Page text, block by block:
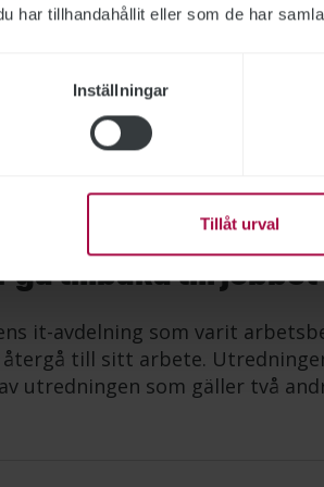
har tillhandahållit eller som de har
Inställningar
Tillåt urval
läggs ned
ned internutredningen av den
fortsätter att utreda
gå tillbaka till jobbet
it-avdelning som varit
till sitt arbete.
utredningen som gäller två